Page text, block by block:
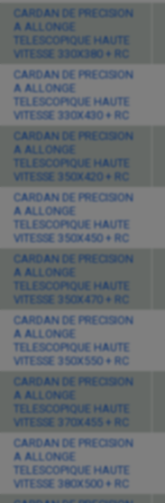
CARDAN DE PRECISION
A ALLONGE
TELESCOPIQUE HAUTE
VITESSE 330X380 + RC
CARDAN DE PRECISION
A ALLONGE
TELESCOPIQUE HAUTE
VITESSE 330X430 + RC
CARDAN DE PRECISION
A ALLONGE
TELESCOPIQUE HAUTE
VITESSE 350X420 + RC
CARDAN DE PRECISION
A ALLONGE
TELESCOPIQUE HAUTE
VITESSE 350X450 + RC
CARDAN DE PRECISION
A ALLONGE
TELESCOPIQUE HAUTE
VITESSE 350X470 + RC
CARDAN DE PRECISION
A ALLONGE
TELESCOPIQUE HAUTE
VITESSE 350X550 + RC
CARDAN DE PRECISION
A ALLONGE
TELESCOPIQUE HAUTE
VITESSE 370X455 + RC
CARDAN DE PRECISION
A ALLONGE
TELESCOPIQUE HAUTE
VITESSE 380X500 + RC